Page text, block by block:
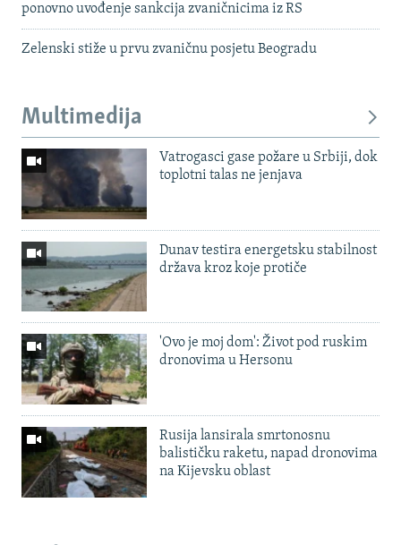
ponovno uvođenje sankcija zvaničnicima iz RS
Zelenski stiže u prvu zvaničnu posjetu Beogradu
Multimedija
Vatrogasci gase požare u Srbiji, dok
toplotni talas ne jenjava
Dunav testira energetsku stabilnost
država kroz koje protiče
'Ovo je moj dom': Život pod ruskim
dronovima u Hersonu
Rusija lansirala smrtonosnu
balističku raketu, napad dronovima
na Kijevsku oblast